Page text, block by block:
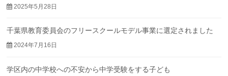
2025年5月28日
千葉県教育委員会のフリースクールモデル事業に選定されました
2024年7月16日
学区内の中学校への不安から中学受験をする子ども